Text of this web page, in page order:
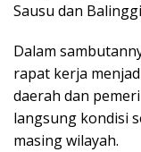
Sausu dan
Dalam
rapat kerja
daerah dan
langsung kondisi
masing wilayah.